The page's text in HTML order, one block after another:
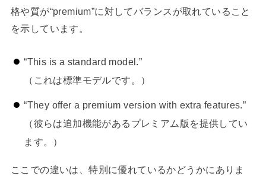
格や質が“premium”に対してバランスが取れていること
を示しています。
“This is a standard model.”
（これは標準モデルです。）
“They offer a premium version with extra features.”
（彼らは追加機能があるプレミアム版を提供してい
ます。）
ここでの違いは、特別に優れているかどうかにありま